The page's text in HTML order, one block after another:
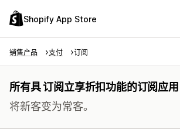
Shopify App Store
销售产品 支付 订阅
所有具 订阅立享折扣功能的订阅应用
将新客变为常客。